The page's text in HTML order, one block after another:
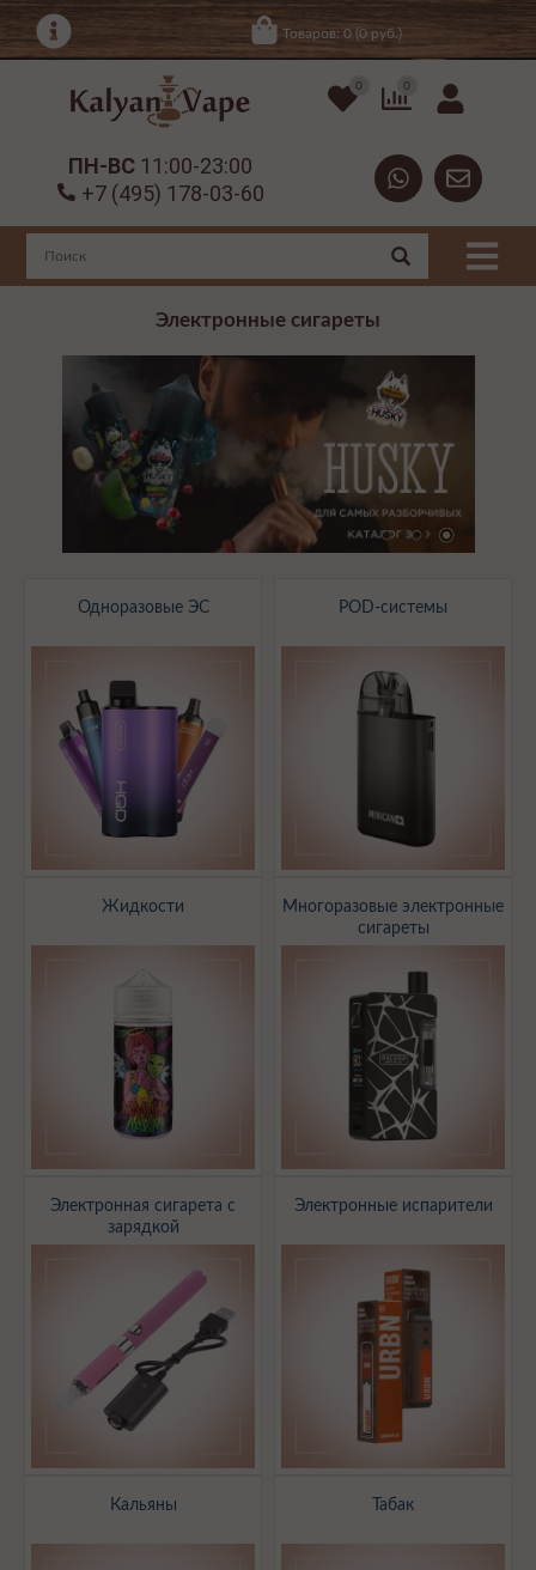
Товаров: 0 (0 руб.)
0 0
ПН-ВС 11:00-23:00
+7 (495) 178-03-60
Электронные сигареты
Одноразовые ЭС POD-системы
Жидкости
Многоразовые электронные
сигареты
Электронная сигарета с
зарядкой
Электронные испарители
Кальяны Табак